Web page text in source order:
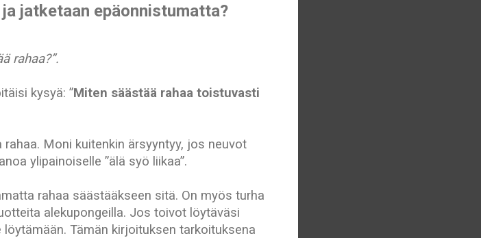
jatketaan epäonnistumatta?
rahaa?”.
kysyä: ”Miten säästää rahaa toistuvasti
Moni kuitenkin ärsyyntyy, jos neuvot
ylipainoiselle ”älä syö liikaa”.
rahaa säästääkseen sitä. On myös turha
alekupongeilla. Jos toivot löytäväsi
Tämän kirjoituksen tarkoituksena